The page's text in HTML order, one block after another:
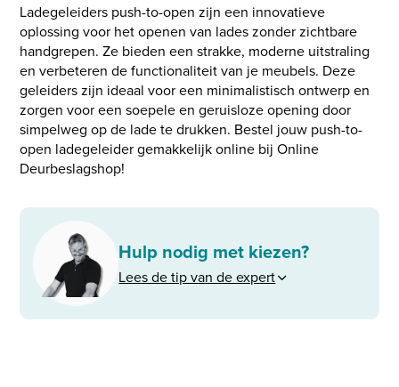
Ladegeleiders push-to-open zijn een innovatieve
oplossing voor het openen van lades zonder zichtbare
handgrepen. Ze bieden een strakke, moderne uitstraling
en verbeteren de functionaliteit van je meubels. Deze
geleiders zijn ideaal voor een minimalistisch ontwerp en
zorgen voor een soepele en geruisloze opening door
simpelweg op de lade te drukken. Bestel jouw push-to-
open ladegeleider gemakkelijk online bij Online
Deurbeslagshop!
Hulp nodig met kiezen?
Lees de tip van de expert